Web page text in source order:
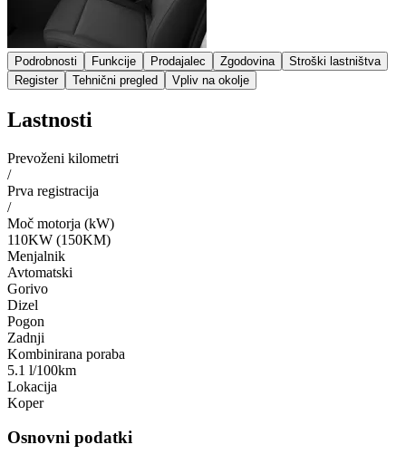
Podrobnosti Funkcije Prodajalec Zgodovina
Stroški lastništva
Register
Tehnični pregled Vpliv na okolje
Lastnosti
Prevoženi kilometri
/
Prva registracija
/
Moč motorja (kW)
110KW (150KM)
Menjalnik
Avtomatski
Gorivo
Dizel
Pogon
Zadnji
Kombinirana poraba
5.1 l/100km
Lokacija
Koper
Osnovni podatki